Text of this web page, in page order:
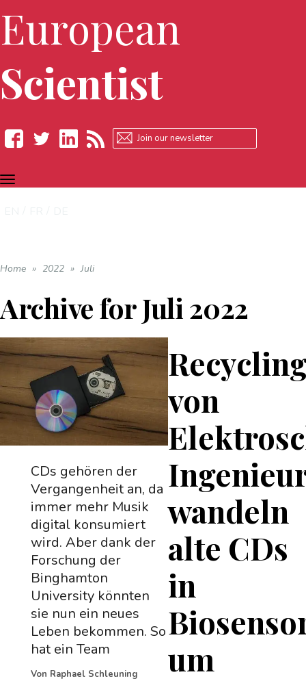
European
Scientist
Facebook
TOGGLE
NAVIGATION
Home » 2022 » Juli
Archive forJuli 2022
von
wandeln
alte CDs
in
um
CDs gehören der
Vergangenheit an, da
immer mehr Musik
digital konsumiert
wird. Aber dank der
Forschung der
Binghamton
University könnten
sie nun ein neues
Leben bekommen. So
hat ein Team
Von Raphael Schleuning